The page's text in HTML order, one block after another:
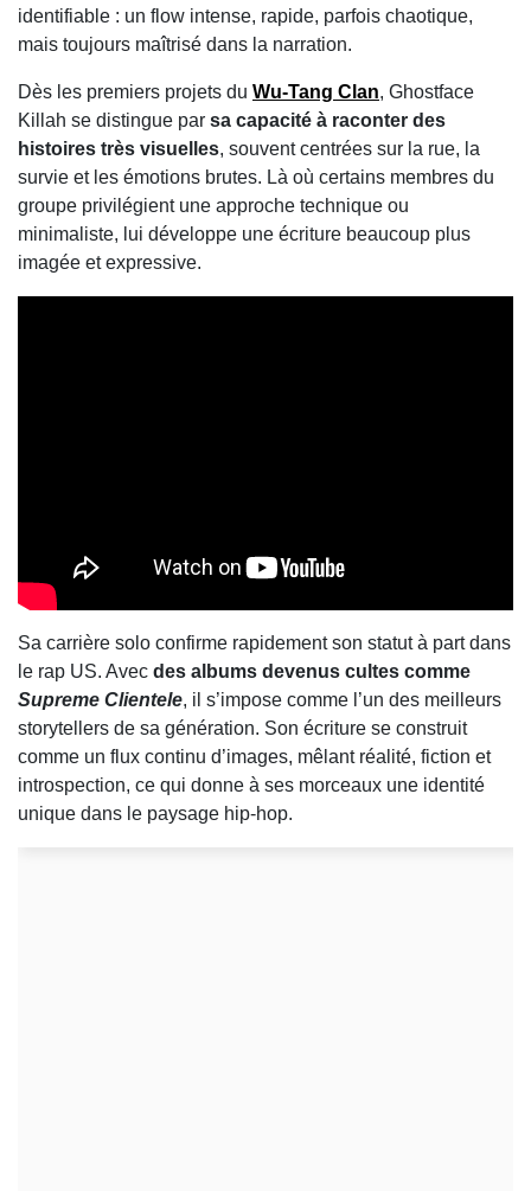
identifiable : un flow intense, rapide, parfois chaotique,
mais toujours maîtrisé dans la narration.
Dès les premiers projets du Wu-Tang Clan, Ghostface
Killah se distingue par sa capacité à raconter des
histoires très visuelles, souvent centrées sur la rue, la
survie et les émotions brutes. Là où certains membres du
groupe privilégient une approche technique ou
minimaliste, lui développe une écriture beaucoup plus
imagée et expressive.
Sa carrière solo confirme rapidement son statut à part dans
le rap US. Avec des albums devenus cultes comme
Supreme Clientele, il s’impose comme l’un des meilleurs
storytellers de sa génération. Son écriture se construit
comme un flux continu d’images, mêlant réalité, fiction et
introspection, ce qui donne à ses morceaux une identité
unique dans le paysage hip-hop.